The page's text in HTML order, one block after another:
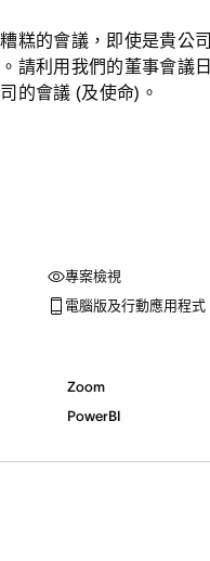
糕的會議，即使是貴公司
請利用我們的董事會議日
的會議 (及使命)。
專案檢視
電腦版及行動應用程式
Zoom
PowerBI